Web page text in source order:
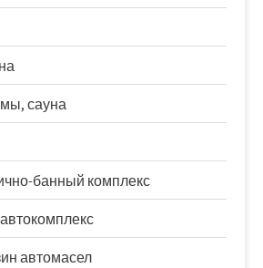
сауна
банный комплекс
автомасел